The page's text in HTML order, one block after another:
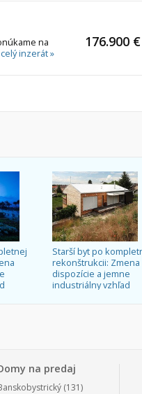
na
inzerát »
176.900 €
Starší byt po
rekonštrukcii: Zmena
dispozície a jemne
industriálny vzhľad
na predaj
(131)